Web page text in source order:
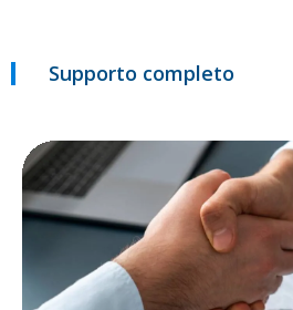
Supporto completo